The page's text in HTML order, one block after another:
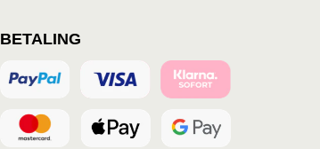
BETALING